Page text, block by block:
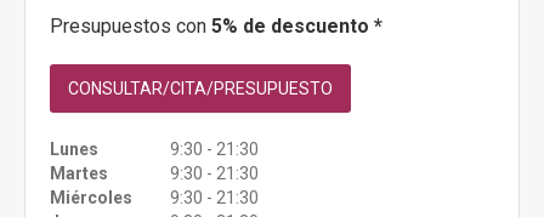
Presupuestos con 5% de descuento *
CONSULTAR/CITA/PRESUPUESTO
Lunes
9:30 - 21:30
Martes
9:30 - 21:30
Miércoles
9:30 - 21:30